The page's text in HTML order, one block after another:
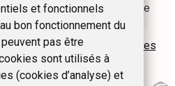
et Chambres d’hôtes de
asbl
Plan du siteMentions légales
et fonctionnels
bon fonctionnement du
pas être
sont utilisés à
(cookies d’analyse) et